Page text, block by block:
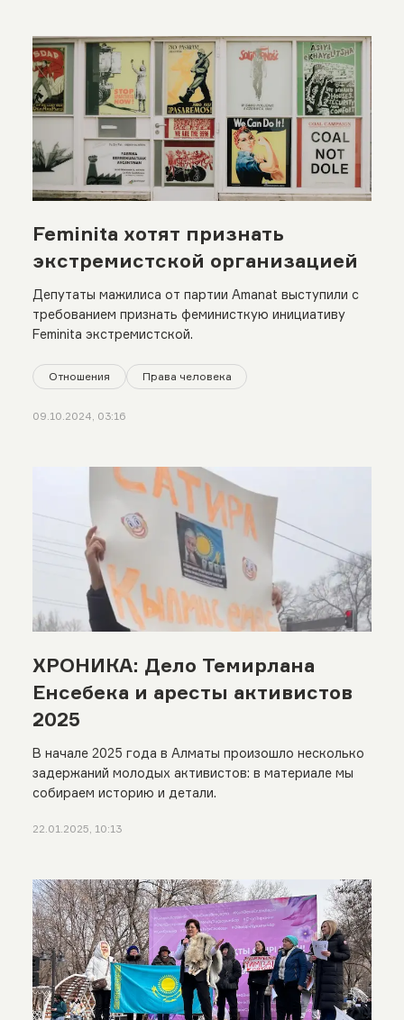
Feminita хотят признать
экстремистской организацией
Депутаты мажилиса от партии Amanat выступили с
требованием признать феминисткую инициативу
Feminita экстремистской.
Отношения Права человека
09.10.2024, 03:16
ХРОНИКА: Дело Темирлана
Енсебека и аресты активистов
2025
В начале 2025 года в Алматы произошло несколько
задержаний молодых активистов: в материале мы
собираем историю и детали.
22.01.2025, 10:13